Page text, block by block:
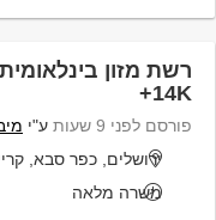
רשת מזון
14K+
פורסם לפני 9 שעות ע"י
ירושלים, כפר סבא,
משרה מלאה